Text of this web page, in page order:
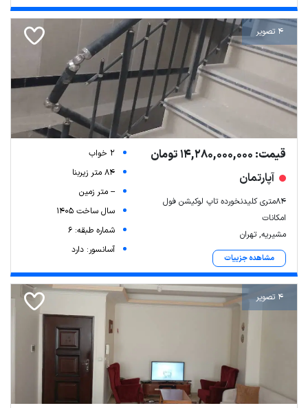
4 تصویر
قیمت: 14,280,000,000 تومان
آپارتمان
۸۴متری کلیدنخورده تاپ لوکیشن فول
امکانات
مشیریه, تهران
مشاهده جزییات
2 خواب
84 متر زیربنا
-- متر زمین
سال ساخت 1405
شماره طبقه: 6
آسانسور: دارد
4 تصویر